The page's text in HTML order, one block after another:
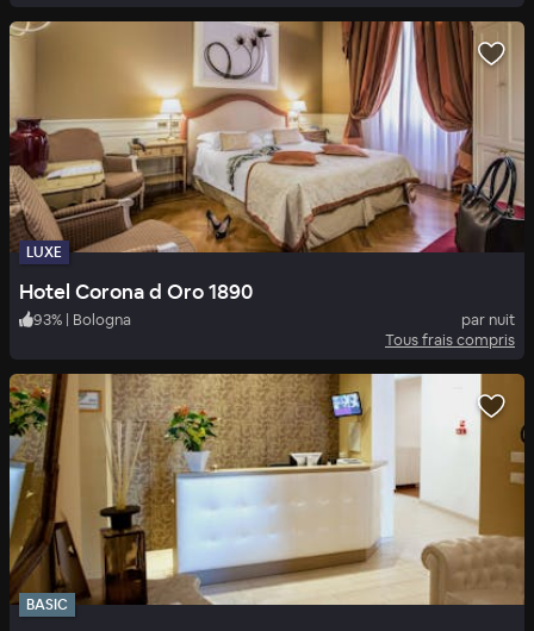
LUXE
Hotel Corona d Oro 1890
93% | Bologna
par nuit
Tous frais compris
BASIC